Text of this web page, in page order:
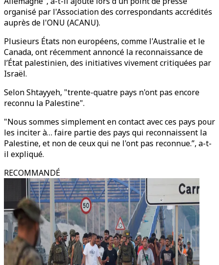
organisé par l'Association des correspondants accrédités
auprès de l'ONU (ACANU).
Plusieurs États non européens, comme l'Australie et le
Canada, ont récemment annoncé la reconnaissance de
l’État palestinien, des initiatives vivement critiquées par
Israël.
Selon Shtayyeh, "trente-quatre pays n'ont pas encore
reconnu la Palestine".
"Nous sommes simplement en contact avec ces pays pour
les inciter à… faire partie des pays qui reconnaissent la
Palestine, et non de ceux qui ne l'ont pas reconnue.”, a-t-
il expliqué.
RECOMMANDÉ